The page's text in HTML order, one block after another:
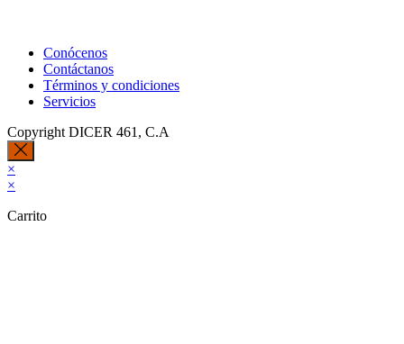
Conócenos
Contáctanos
Términos y condiciones
Servicios
Copyright DICER 461, C.A
×
×
Carrito